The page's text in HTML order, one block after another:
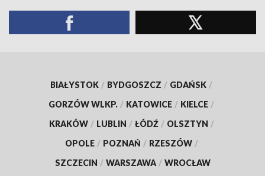
BIAŁYSTOK / BYDGOSZCZ / GDAŃSK /
GORZÓW WLKP. / KATOWICE / KIELCE /
KRAKÓW / LUBLIN / ŁÓDŹ / OLSZTYN /
OPOLE / POZNAŃ / RZESZÓW /
SZCZECIN / WARSZAWA / WROCŁAW